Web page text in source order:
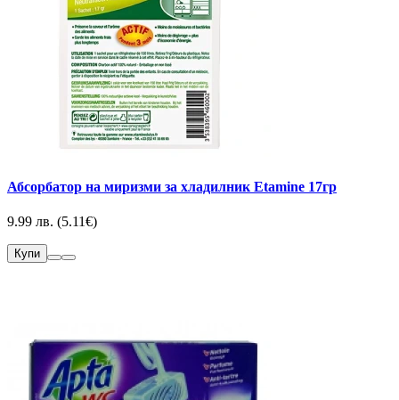
Абсорбатор на миризми за хладилник Etamine 17гр
9.99 лв. (5.11€)
Купи